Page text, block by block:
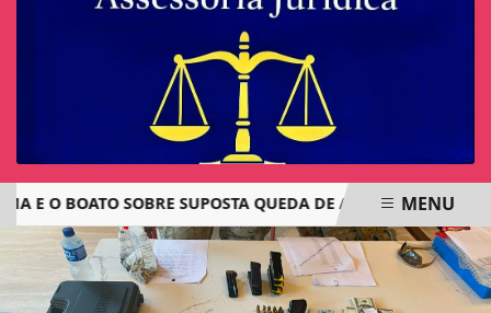
O BOATO SOBRE SUPOSTA QUEDA DE AVIÃO COM JOVENS
EM ALTA
MENU